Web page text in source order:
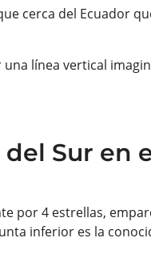
cerca del Ecuador
línea vertical
Sur en
por 4 estrellas,
inferior es la